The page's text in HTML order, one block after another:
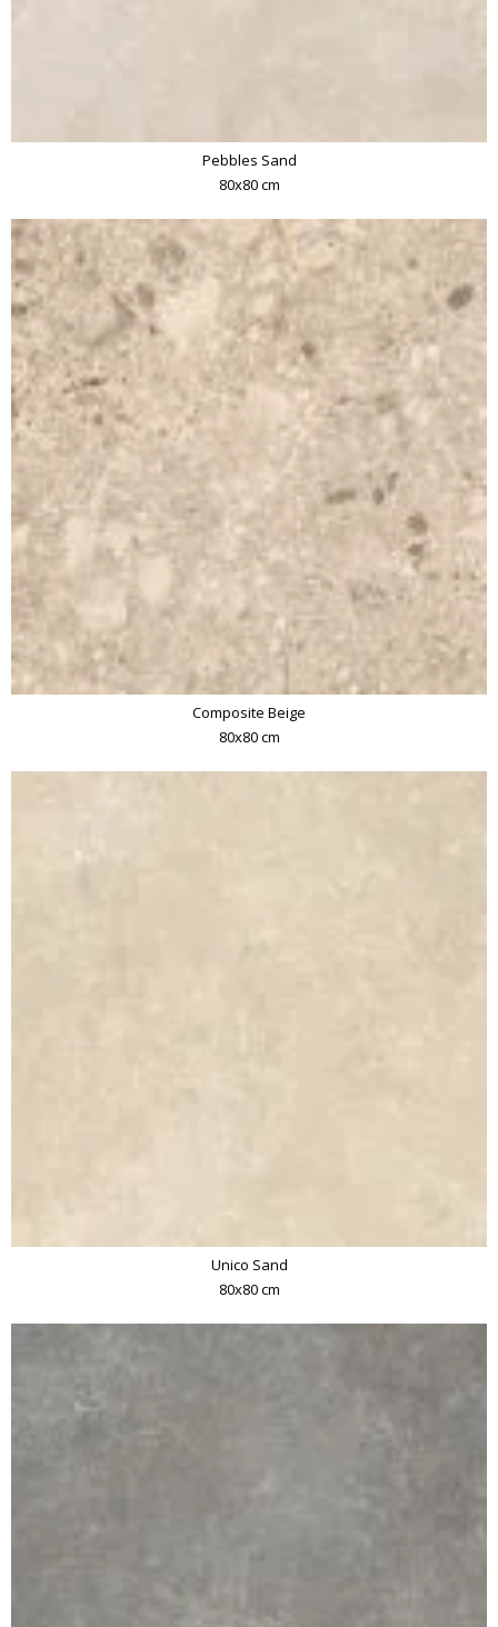
Pebbles Sand
80x80 cm
Composite Beige
80x80 cm
Unico Sand
80x80 cm